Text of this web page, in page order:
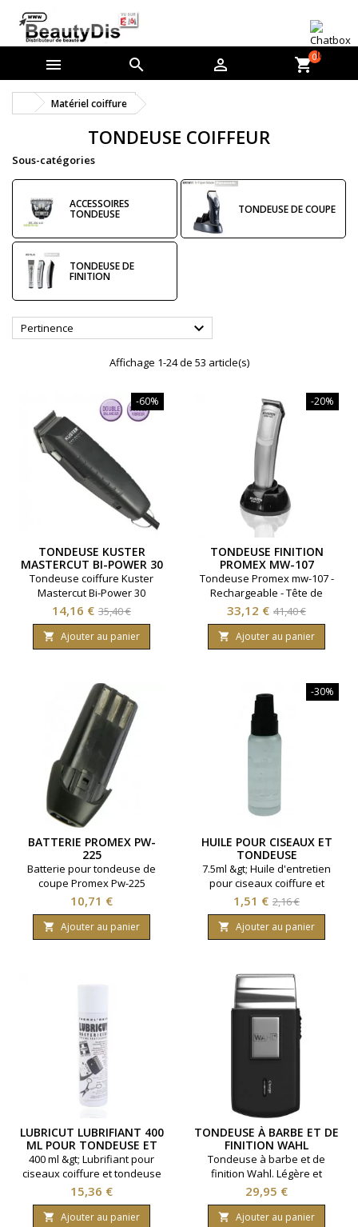
   shopping_cart0
Matériel coiffure
TONDEUSE COIFFEUR
Sous-catégories
ACCESSOIRES
TONDEUSE TONDEUSE DE COUPE
TONDEUSE DE
FINITION
Pertinence 
Affichage 1-24 de 53 article(s)
-60%
TONDEUSE KUSTER
MASTERCUT BI-POWER 30
Tondeuse coiffure Kuster
Mastercut Bi-Power 30
spéciale cheveux épais frisés
et crépus
Prix
14,16 € Prix
de
base
35,40 €
 Ajouter au panier
-20%
TONDEUSE FINITION
PROMEX MW-107
Tondeuse Promex mw-107 -
Rechargeable - Tête de
coupe 32 mm
Prix
33,12 € Prix
de
base
41,40 €
 Ajouter au panier
BATTERIE PROMEX PW-
225
Batterie pour tondeuse de
coupe Promex Pw-225
Prix
10,71 €
 Ajouter au panier
-30%
HUILE POUR CISEAUX ET
TONDEUSE
7.5ml &gt; Huile d'entretien
pour ciseaux coiffure et
tondeuse de coupe.
Prix
1,51 € Prix
de
base
2,16 €
 Ajouter au panier
LUBRICUT LUBRIFIANT 400
ML POUR TONDEUSE ET
CISEAUX
400 ml &gt; Lubrifiant pour
ciseaux coiffure et tondeuse
professionnelle
Prix
15,36 €
 Ajouter au panier
TONDEUSE À BARBE ET DE
FINITION WAHL
Tondeuse à barbe et de
finition Wahl. Légère et
ergonimique. Rechargeable
pour une autonomie jusqu'à
45 minutes. Livré avec une
Prix
29,95 €
 Ajouter au panier